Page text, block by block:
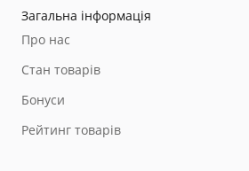
Загальна інформація
Про нас
Стан товарів
Бонуси
Рейтинг товарів